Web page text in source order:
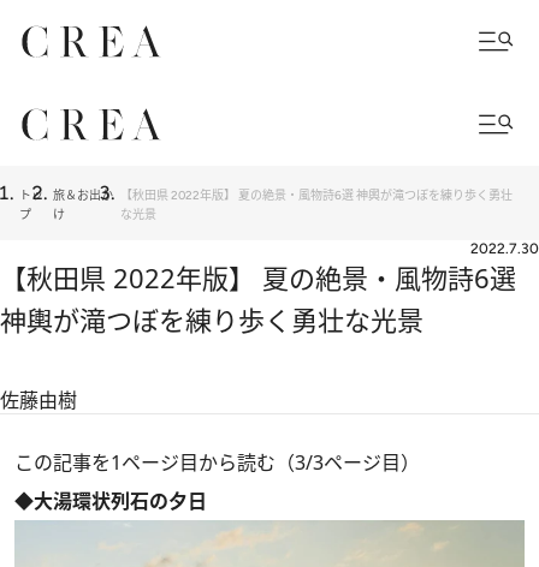
トッ
プ
旅＆お出か
け
【秋田県 2022年版】 夏の絶景・風物詩6選 神輿が滝つぼを練り歩く勇壮
な光景
2022.7.30
【秋田県 2022年版】 夏の絶景・風物詩6選
神輿が滝つぼを練り歩く勇壮な光景
佐藤由樹
この記事を1ページ目から読む（3/3ページ目）
◆大湯環状列石の夕日